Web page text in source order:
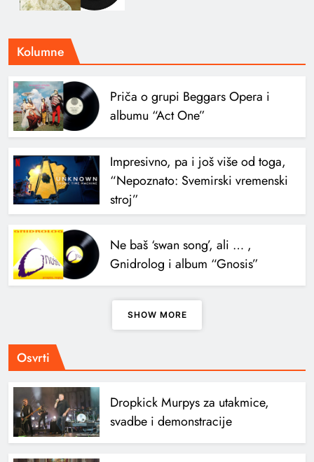
Kolumne
Priča o grupi Beggars Opera i
albumu “Act One”
Impresivno, pa i još više od toga,
“Nepoznato: Svemirski vremenski
stroj”
Ne baš ‘swan song’, ali … ,
Gnidrolog i album “Gnosis”
SHOW MORE
Osvrti
Dropkick Murpys za utakmice,
svadbe i demonstracije